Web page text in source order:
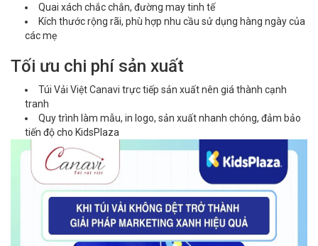
Quai xách chắc chắn, đường may tinh tế
Kích thước rộng rãi, phù hợp nhu cầu sử dụng hàng ngày của
các mẹ
Tối ưu chi phí sản xuất
Túi Vải Việt Canavi trực tiếp sản xuất nên giá thành cạnh
tranh
Quy trình làm mẫu, in logo, sản xuất nhanh chóng, đảm bảo
tiến độ cho KidsPlaza